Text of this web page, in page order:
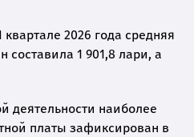
2026 года средняя
составила 1 901,8 лари, а
деятельности наиболее
платы зафиксирован в